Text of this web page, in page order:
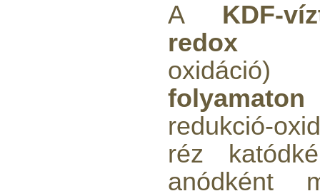
A KDF-
redox
folyamaton
redukció-
réz
anódként